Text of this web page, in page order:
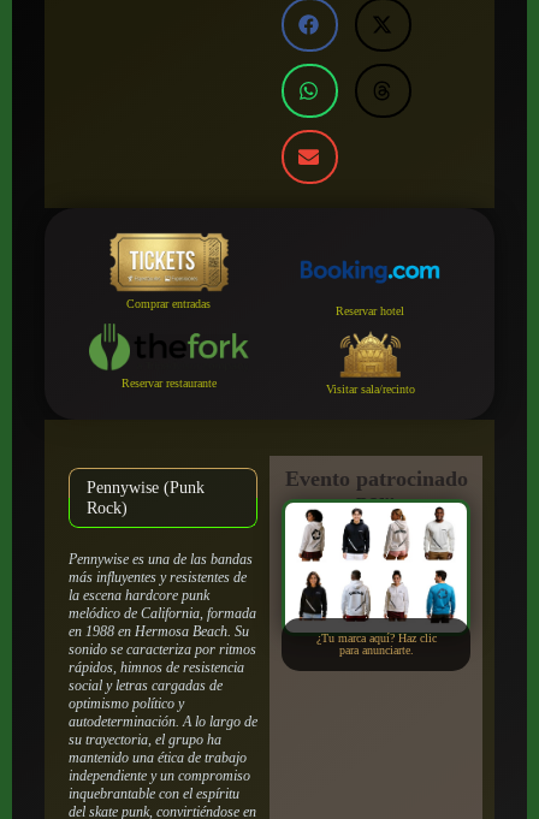
Comprar entradas
Reservar hotel
Reservar restaurante Visitar sala/recinto
Pennywise (Punk
Rock)
Pennywise es una de las bandas
más influyentes y resistentes de
la escena hardcore punk
melódico de California, formada
en 1988 en Hermosa Beach. Su
sonido se caracteriza por ritmos
rápidos, himnos de resistencia
social y letras cargadas de
optimismo político y
autodeterminación. A lo largo de
su trayectoria, el grupo ha
mantenido una ética de trabajo
independiente y un compromiso
inquebrantable con el espíritu
del skate punk, convirtiéndose en
Evento patrocinado
por:
¿Tu marca aquí? Haz clic
para anunciarte.